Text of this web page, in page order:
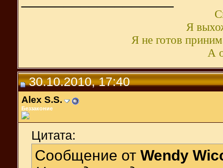
Я
Я не готов
А
30.10.2010, 17:40
Alex S.S.
Беззаконие
Цитата:
Сообщение от Wendy